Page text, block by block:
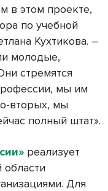
в этом проекте,
по учебной
Кухтикова. –
молодые,
стремятся
мы им
вторых, мы
полный штат».
реализует
области
Для